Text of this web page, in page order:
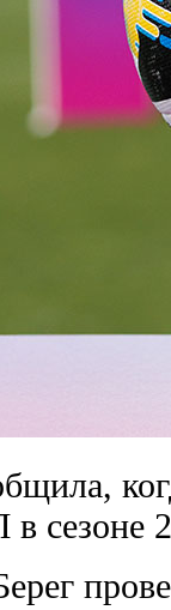
сезоне